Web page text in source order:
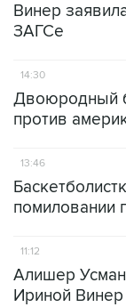
Винер
ЗАГСе
14:30
Двоюродный
против
13:46
помиловании
11:12
Алишер
Ириной Винер